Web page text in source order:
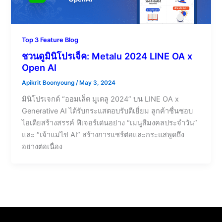
Top 3 Feature Blog
ชวนดูมินิโปรเจ็ค: Metalu 2024 LINE OA x
Open AI
Apikrit Boonyoung/ May 3, 2024
มินิโปรเจกต์ “ออมเล็ต มูเตลู 2024” บน LINE OA x
Generative AI ได้รับกระแสตอบรับดีเยี่ยม ลูกค้าชื่นชอบ
ไอเดียสร้างสรรค์ ฟีเจอร์เด่นอย่าง “เมนูสีมงคลประจำวัน”
และ “เจ้าแม่ไข่ AI” สร้างการแชร์ต่อและกระแสพูดถึง
อย่างต่อเนื่อง